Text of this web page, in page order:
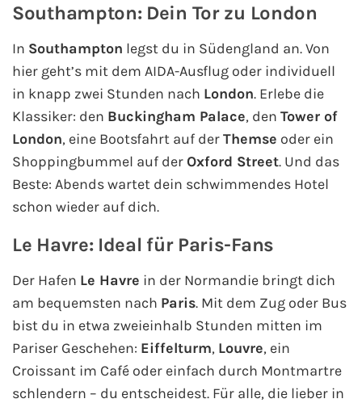
Southampton: Dein Tor zu London
In Southampton legst du in Südengland an. Von
hier geht’s mit dem AIDA-Ausflug oder individuell
in knapp zwei Stunden nach London. Erlebe die
Klassiker: den Buckingham Palace, den Tower of
London, eine Bootsfahrt auf derThemse oder ein
Shoppingbummel auf der Oxford Street. Und das
Beste: Abends wartet dein schwimmendes Hotel
schon wieder auf dich.
Le Havre: Ideal für Paris-Fans
Der Hafen Le Havre in der Normandie bringt dich
am bequemsten nach Paris. Mit dem Zug oder Bus
bist du in etwa zweieinhalb Stunden mitten im
Pariser Geschehen: Eiffelturm, Louvre, ein
Croissant im Café oder einfach durch Montmartre
schlendern – du entscheidest. Für alle, die lieber in